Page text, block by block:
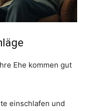
Ehe kommen gut
einschlafen und